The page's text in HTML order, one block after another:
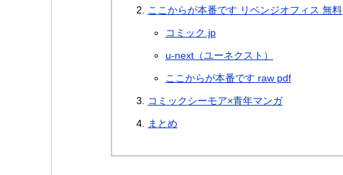
ここからが本番です リベンジオフィス 無料
コミック.jp
u-next（ユーネクスト）
ここからが本番です raw pdf
コミックシーモア×青年マンガ
まとめ